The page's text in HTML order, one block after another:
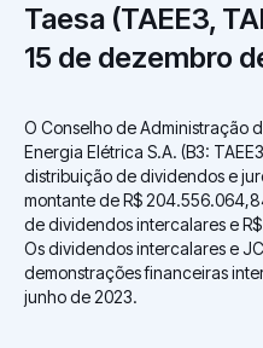
Taesa (TAEE3,
15 de dezembro
O Conselho de Administração
Energia Elétrica S.A. (B3:
distribuição de dividendos e
montante de R$
de dividendos intercalares e
Os dividendos intercalares e
demonstrações financeiras
junho de 2023.